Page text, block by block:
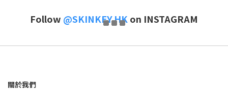
Follow @SKINKEY.HK on INSTAGRAM
關於我們